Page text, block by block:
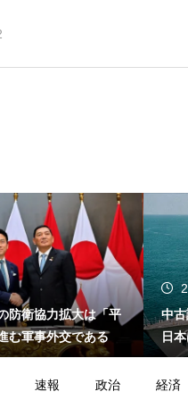
防衛協力拡大は「平
む軍事外交である
中
日
た
速報
政治 経済